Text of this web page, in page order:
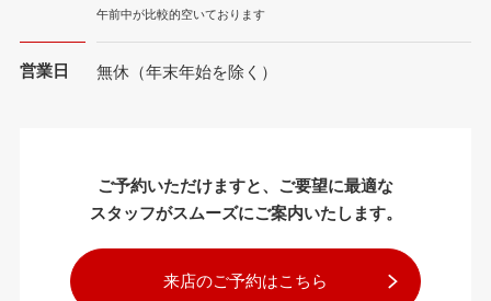
午前中が比較的空いております
営業日 無休（年末年始を除く）
ご予約いただけますと、ご要望に最適な
スタッフがスムーズにご案内いたします。
来店のご予約はこちら